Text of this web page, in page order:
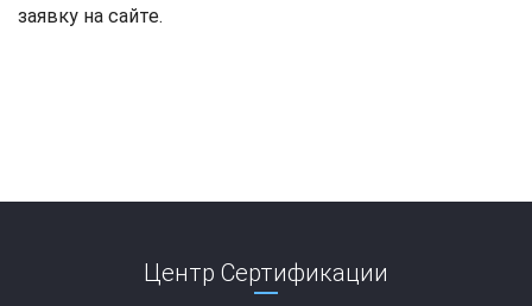
заявку на сайте.
Центр Сертификации